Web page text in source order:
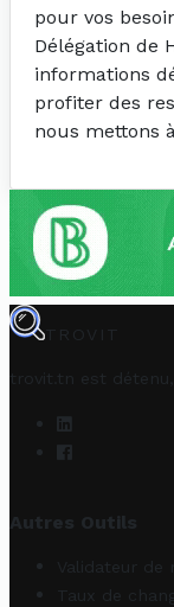
pour vos
Délégation de
informations
profiter des
nous mettons
TROVIT
trovit.tn est
Autres Outils
Validateur
Taux de